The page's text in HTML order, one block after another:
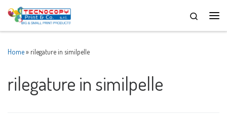
Skip to content
Home» rilegature in similpelle
rilegature in similpelle